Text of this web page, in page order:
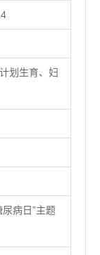
划生育、妇
病日”主题